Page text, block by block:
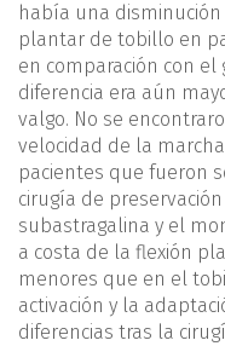
había una
plantar de tobillo en
en comparación con
diferencia era aún
valgo. No se
velocidad de la
pacientes que fueron
cirugía de
subastragalina y el
a costa de la flexión
menores que en el
activación y la
diferencias tras la